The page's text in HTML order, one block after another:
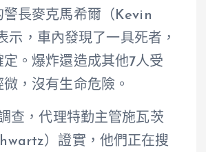
警長麥克馬希爾（Kevin
示，車內發現了一具死者，
。爆炸還造成其他7人受
，沒有生命危險。
查，代理特勤主管施瓦茨
）證實，他們正在搜